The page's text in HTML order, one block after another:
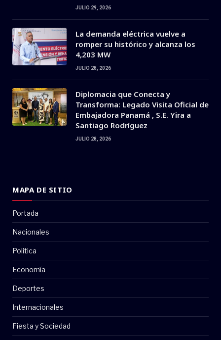
JULIO 29, 2026
La demanda eléctrica vuelve a
romper su histórico y alcanza los
4,203 MW
JULIO 28, 2026
Diplomacia que Conecta y
Transforma: Legado Visita Oficial de
Embajadora Panamá , S.E. Yira a
Santiago Rodríguez
JULIO 28, 2026
MAPA DE SITIO
Portada
Nacionales
Politica
Economía
Deportes
Internacionales
Fiesta y Sociedad